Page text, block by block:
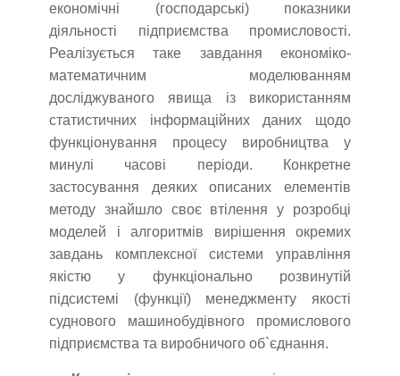
економічні (господарські) показники
діяльності підприємства промисловості.
Реалізується таке завдання економіко-
математичним моделюванням
досліджуваного явища із використанням
статистичних інформаційних даних щодо
функціонування процесу виробництва у
минулі часові періоди. Конкретне
застосування деяких описаних елементів
методу знайшло своє втілення у розробці
моделей і алгоритмів вирішення окремих
завдань комплексної системи управління
якістю у функціонально розвинутій
підсистемі (функції) менеджменту якості
суднового машинобудівного промислового
підприємства та виробничого об`єднання.